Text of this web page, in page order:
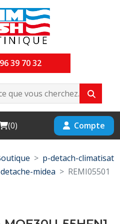
39 70 32
(0) Compte
p-detach-climatisat
midea
REMI05501